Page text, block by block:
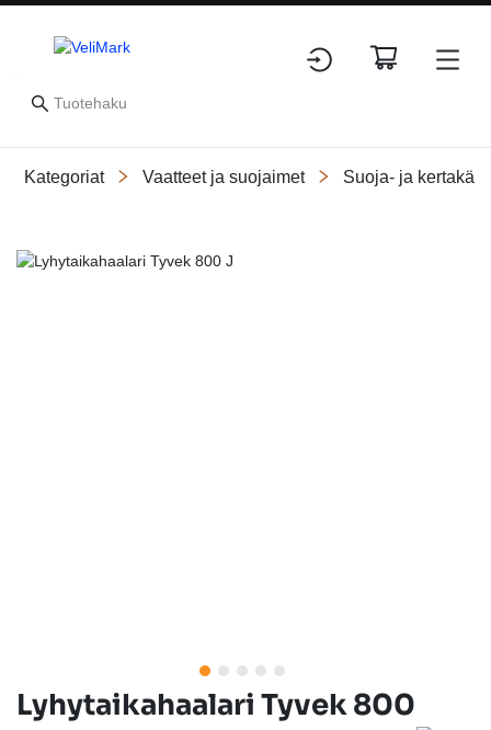
Kategoriat Vaatteet ja suojaimet Suoja- ja
Slide 1 of 5
Lyhytaikahaalari Tyvek 800